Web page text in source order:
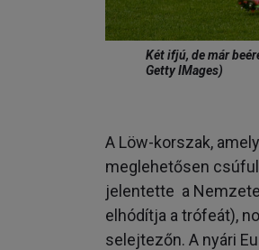
Két ifjú, de már
Getty IMages)
A Löw-korszak,
meglehetősen
jelentette a
elhódítja a trófeát),
selejtezőn. A nyári